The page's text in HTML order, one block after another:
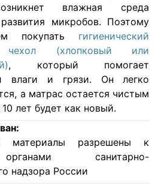
влажная среда
микробов. Поэтому
покупать гигиенический
(хлопковый или
, который помогает
влаги и грязи. Он легко
а матрас остается чистым
лет будет как новый.
материалы разрешены к
санитарно-
надзора России